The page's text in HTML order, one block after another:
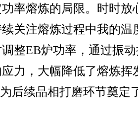
率熔炼的局限。时时放
关注熔炼过程中我的温
整EB炉功率，通过振
力，大幅降低了熔炼挥
后续品相打磨环节奠定